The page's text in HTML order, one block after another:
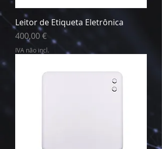
Leitor de Etiqueta Eletrônica
Preço
400,00 €
IVA não incl.